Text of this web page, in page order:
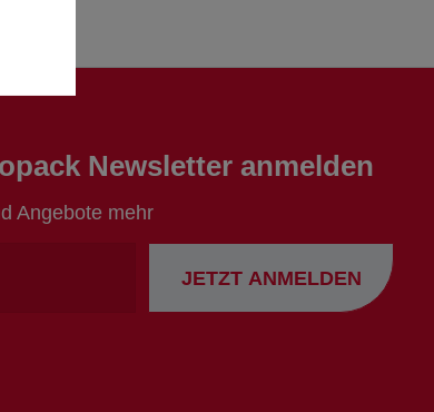
Newsletter anmelden
Angebote mehr
JETZT ANMELDEN